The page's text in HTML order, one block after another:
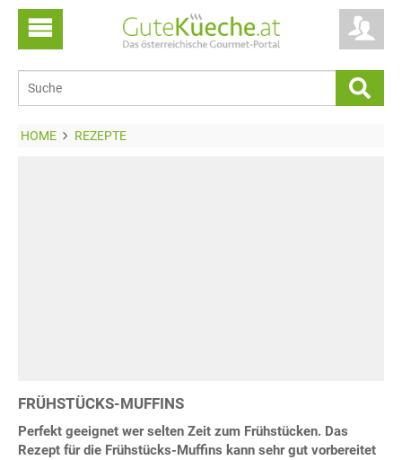
HOME REZEPTE
FRÜHSTÜCKS-MUFFINS
Perfekt geeignet wer selten Zeit zum Frühstücken. Das
Rezept für die Frühstücks-Muffins kann sehr gut vorbereitet